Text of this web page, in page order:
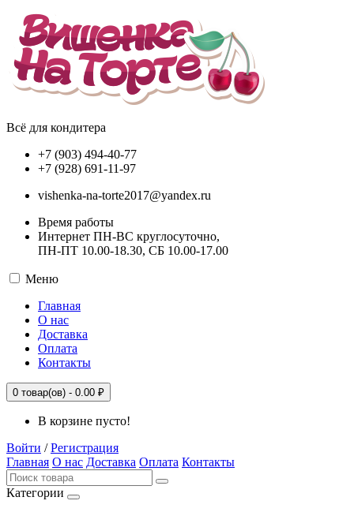
Всё для кондитера
+7 (903) 494-40-77
+7 (928) 691-11-97
vishenka-na-torte2017@yandex.ru
Время работы
Интернет ПН-ВС круглосуточно,
ПН-ПТ 10.00-18.30, СБ 10.00-17.00
Меню
Главная
О нас
Доставка
Оплата
Контакты
0 товар(ов) - 0.00 ₽
В корзине пусто!
Войти /Регистрация
Главная О нас Доставка Оплата Контакты
Категории